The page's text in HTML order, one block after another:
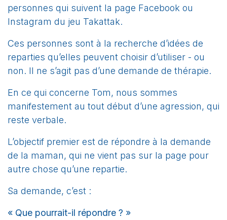
personnes qui suivent la page Facebook ou
Instagram du jeu Takattak.
Ces personnes sont à la recherche d’idées de
reparties qu’elles peuvent choisir d’utiliser - ou
non. Il ne s’agit pas d’une demande de thérapie.
En ce qui concerne Tom, nous sommes
manifestement au tout début d’une agression, qui
reste verbale.
L’objectif premier est de répondre à la demande
de la maman, qui ne vient pas sur la page pour
autre chose qu’une repartie.
Sa demande, c’est :
« Que pourrait-il répondre ? »